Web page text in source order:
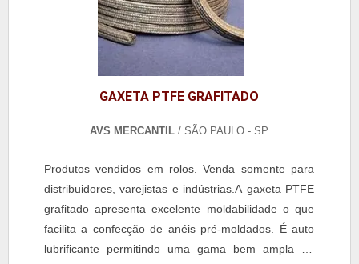
GAXETA PTFE GRAFITADO
AVS MERCANTIL / SÃO PAULO - SP
Produtos vendidos em rolos. Venda somente para
distribuidores, varejistas e indústrias.A gaxeta PTFE
grafitado apresenta excelente moldabilidade o que
facilita a confecção de anéis pré-moldados. É auto
lubrificante permitindo uma gama bem ampla de